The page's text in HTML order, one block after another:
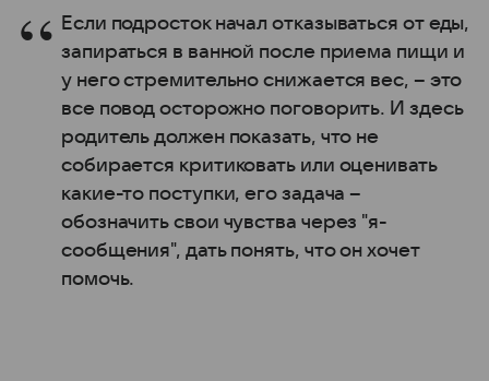
Если подросток начал отказываться от еды,
запираться в ванной после приема пищи и
у него стремительно снижается вес, – это
все повод осторожно поговорить. И здесь
родитель должен показать, что не
собирается критиковать или оценивать
какие-то поступки, его задача –
обозначить свои чувства через "я-
сообщения", дать понять, что он хочет
помочь.